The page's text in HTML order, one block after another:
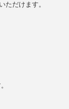
ただけます。